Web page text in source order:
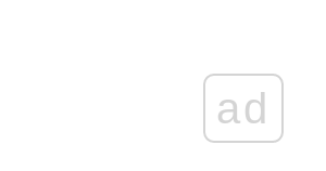
ad